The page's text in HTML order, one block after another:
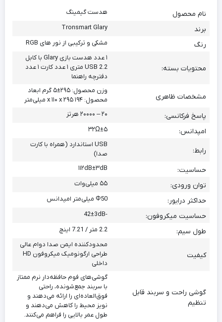
نام محصول هدست گیمینگ
برند Tronsmart Glary
رنگ مشکی و ترکیبی از نور های RGB
محتویات بسته:
۱ عدد هدست بازی Glary با کابل
USB 2.2 متری ۱ عدد کارت ۱ عدد
دفترچه راهنما
مشخصات ظاهری
وزن محصول: ۲۹۵±۵ گرم ابعاد
محصول: ۱۹۴ x ۱۱۰ x ۲۹۵ میلی‌متر
پاسخ فرکانسی: ۲۰ – ۲۰۰۰۰ هرتز
امپدانس: ۳۲Ω±۵
رابط:
USB استاندارد (همراه با کارت
صدا)
حساسیت: ۱۱۲dB±۳dB
توان ورودی: ۵۵ میلی‌وات
حداکثر درایور: Φ50 میلی‌متر امپدانس
حساسیت میکروفون: -42±3dB
طول سیم: 2.2 متر / 7.21 اینچ
کیفیت
محدودکننده ایمن صدا دوام عالی
طراحی ارگونومیک میکروفون HD
داخلی
گوشی راحت و سربند قابل
تنظیم
گوشی‌های فوم حافظه‌دار نرم ممتاز
با سربند جمع‌شونده، راحتی
فوق‌العاده‌ای را ارائه می‌دهند و
نویز محیط را کاهش می‌دهند و
طول عمر بالایی را فراهم می‌کنند.